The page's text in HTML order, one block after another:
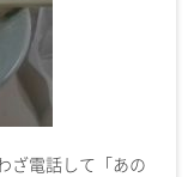
ざ電話して「あの